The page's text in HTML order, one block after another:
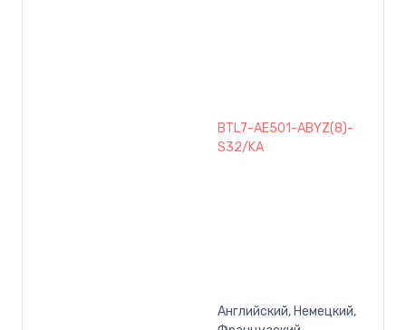
BTL7-AE501-ABYZ(8)-
S32/KA
Английский, Немецкий,